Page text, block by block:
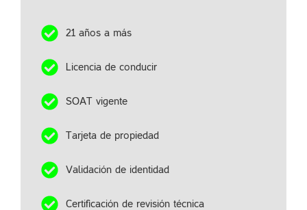
21 años a más
Licencia de conducir
SOAT vigente
Tarjeta de propiedad
Validación de identidad
Certificación de revisión técnica